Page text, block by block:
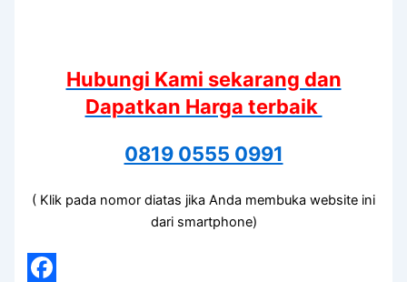
Hubungi Kami sekarang dan
Dapatkan Harga terbaik
0819 0555 0991
( Klik pada nomor diatas jika Anda membuka website ini
dari smartphone)